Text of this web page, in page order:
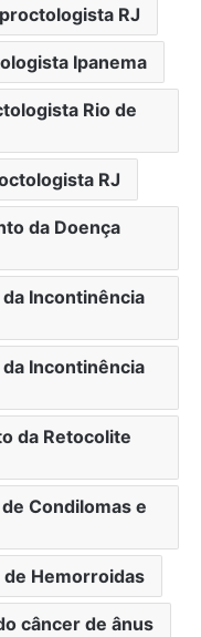
RJ
Ipanema
Rio de
RJ
da Doença
Incontinência
Incontinência
da Retocolite
Condilomas e
Hemorroidas
câncer de ânus